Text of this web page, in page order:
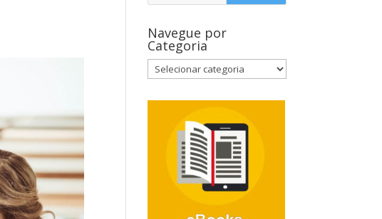
Navegue por
Categoria